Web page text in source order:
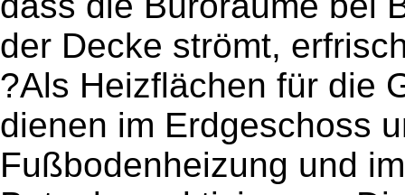
der Decke strömt,
?Als Heizflächen für die
dienen im Erdgeschoss
Fußbodenheizung und